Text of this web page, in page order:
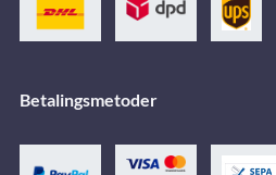
Betalingsmetoder